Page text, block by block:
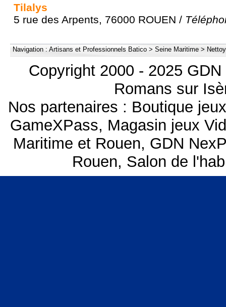
Tilalys
5 rue des Arpents, 76000 ROUEN /
Navigation : Artisans et Professionnels Batico > Seine Maritime >
Copyright 2000 - 2025
Romans sur
Nos partenaires : Boutique
GameXPass, Magasin jeux
Maritime et Rouen, GDN
Rouen, Salon de